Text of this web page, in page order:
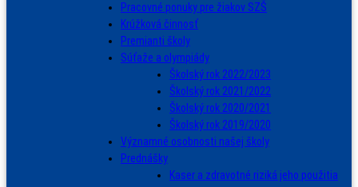
Pracovné ponuky pre žiakov SZŠ
Krúžková činnosť
Premianti školy
Súťaže a olympiády
Školský rok 2022/2023
Školský rok 2021/2022
Školský rok 2020/2021
Školský rok 2019/2020
Významné osobnosti našej školy
Prednášky
Kaser a zdravotné riziká jeho použitia